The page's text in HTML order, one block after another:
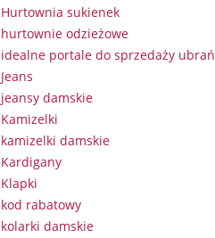
Hurtownia sukienek
hurtownie odzieżowe
idealne portale do sprzedaży ubrań
Jeans
jeansy damskie
Kamizelki
kamizelki damskie
Kardigany
Klapki
kod rabatowy
kolarki damskie